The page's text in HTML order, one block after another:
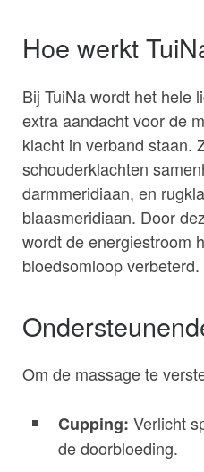
Hoe werkt
Bij TuiNa wordt het hele
extra aandacht voor de
klacht in verband staan.
schouderklachten
darmmeridiaan, en
blaasmeridiaan. Door
wordt de energiestroom
bloedsomloop verbeterd.
Om de massage te
Cupping: Verlicht
de doorbloeding.